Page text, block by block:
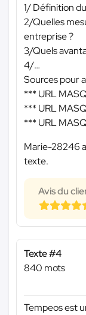
1/ Définition
2/Quelles
entreprise ?
3/Quels
4/…
Sources pour
*** URL
*** URL
*** URL
Marie-28246
texte.
Avis du
Texte #4
840 mots
Tempeos est